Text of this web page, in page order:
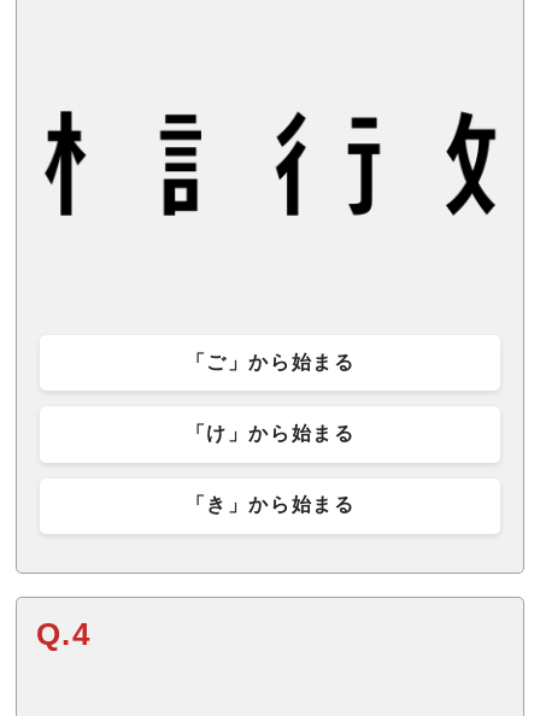
「ご」から始まる
「け」から始まる
「き」から始まる
Q.4